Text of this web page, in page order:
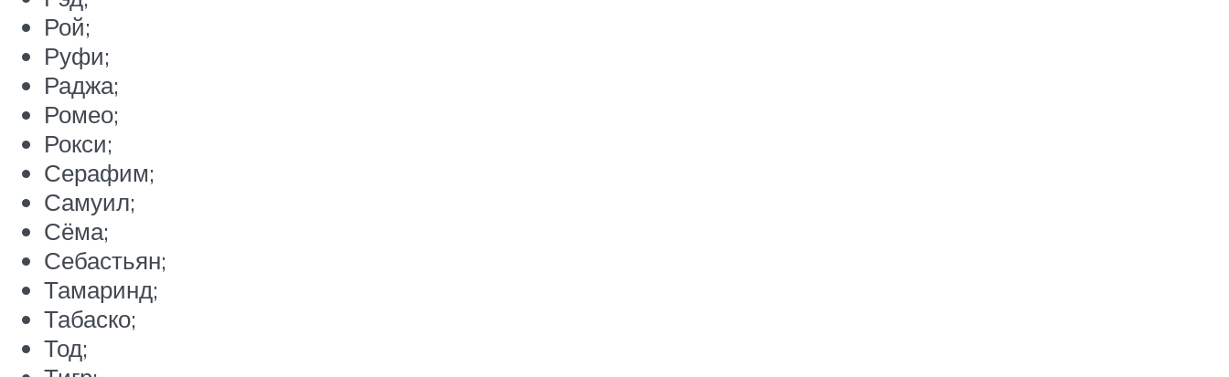
Рой;
Руфи;
Раджа;
Ромео;
Рокси;
Серафим;
Самуил;
Сёма;
Себастьян;
Тамаринд;
Табаско;
Тод;